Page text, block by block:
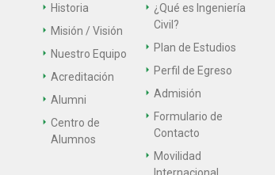
Historia
Misión / Visión
Nuestro Equipo
Acreditación
Alumni
Centro de
Alumnos
¿Qué es Ingeniería
Civil?
Plan de Estudios
Perfil de Egreso
Admisión
Formulario de
Contacto
Movilidad